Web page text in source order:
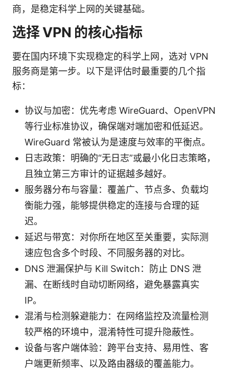
商，是稳定科学上网的关键基础。
选择 VPN 的核心指标
要在国内环境下实现稳定的科学上网，选对 VPN
服务商是第一步。以下是评估时最重要的几个指
标：
协议与加密：优先考虑 WireGuard、OpenVPN
等行业标准协议，确保端对端加密和低延迟。
WireGuard 常被认为是速度与效率的平衡点。
日志政策：明确的“无日志”或最小化日志策略，
且独立第三方审计的证据越多越好。
服务器分布与容量：覆盖广、节点多、负载均
衡能力强，能够提供稳定的连接与合理的延
迟。
延迟与带宽：对你所在地区至关重要，实际测
速应包含多个时段、不同服务器的对比。
DNS 泄漏保护与 Kill Switch：防止 DNS 泄
漏、在断线时自动切断网络，避免暴露真实
IP。
混淆与检测躲避能力：在网络监控及流量检测
较严格的环境中，混淆特性可提升隐蔽性。
设备与客户端体验：跨平台支持、易用性、客
户端更新频率、以及路由器级的覆盖能力。